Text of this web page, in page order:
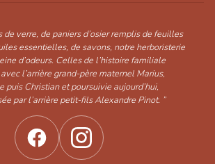
de verre, de paniers d’osier remplis de feuilles
essentielles, de savons, notre herboristerie
d’odeurs. Celles de l’histoire familiale
l’arrière grand-père maternel Marius,
puis Christian et poursuivie aujourd’hui,
par l’arrière petit-fils Alexandre Pinot. ”